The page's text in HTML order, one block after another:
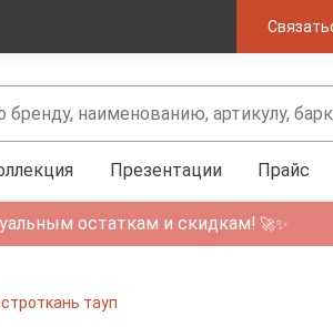
Презентации Прайс
остаткам и скидкам! 🚀✨
тауп